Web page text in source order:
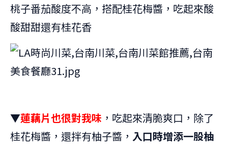
桃子番茄酸度不高，搭配桂花梅醬，吃起來酸
酸甜甜還有桂花香
▼蓮藕片也很對我味 ，吃起來清脆爽口，除了
桂花梅醬，還拌有柚子醬， 入口時增添一股柚